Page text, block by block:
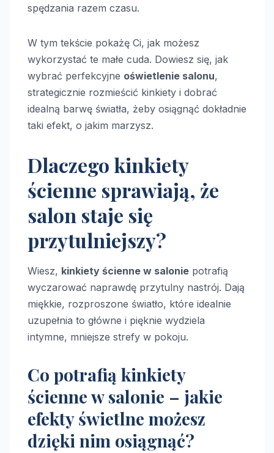
spędzania razem czasu.
W tym tekście pokażę Ci, jak możesz
wykorzystać te małe cuda. Dowiesz się, jak
wybrać perfekcyjne oświetlenie salonu,
strategicznie rozmieścić kinkiety i dobrać
idealną barwę światła, żeby osiągnąć dokładnie
taki efekt, o jakim marzysz.
Dlaczego kinkiety
ścienne sprawiają, że
salon staje się
przytulniejszy?
Wiesz, kinkiety ścienne w salonie potrafią
wyczarować naprawdę przytulny nastrój. Dają
miękkie, rozproszone światło, które idealnie
uzupełnia to główne i pięknie wydziela
intymne, mniejsze strefy w pokoju.
Co potrafią kinkiety
ścienne w salonie – jakie
efekty świetlne możesz
dzięki nim osiągnąć?